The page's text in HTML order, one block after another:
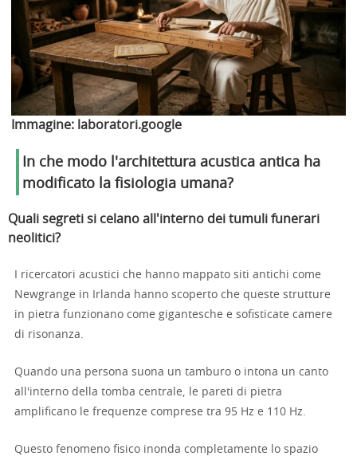
Immagine: laboratori.google
In che modo l'architettura acustica antica ha
modificato la fisiologia umana?
Quali segreti si celano all'interno dei tumuli funerari
neolitici?
I ricercatori acustici che hanno mappato siti antichi come
Newgrange in Irlanda hanno scoperto che queste strutture
in pietra funzionano come gigantesche e sofisticate camere
di risonanza.
Quando una persona suona un tamburo o intona un canto
all'interno della tomba centrale, le pareti di pietra
amplificano le frequenze comprese tra 95 Hz e 110 Hz.
Questo fenomeno fisico inonda completamente lo spazio